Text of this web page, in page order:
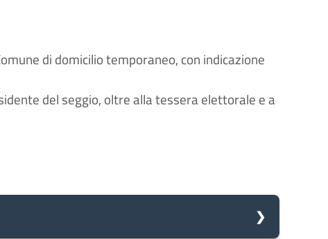
di domicilio temporaneo, con indicazione
del seggio, oltre alla tessera elettorale e a